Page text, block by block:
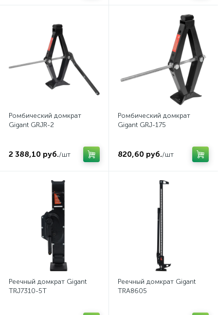
Ромбический домкрат
Gigant GRJR-2
2 388,10 руб./шт
Ромбический домкрат
Gigant GRJ-175
820,60 руб./шт
Реечный домкрат Gigant
TRJ7310-5T
Реечный домкрат Gigant
TRA8605